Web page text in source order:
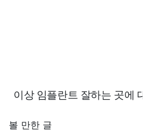
이상 임플란트 잘하는 곳에
볼 만한 글